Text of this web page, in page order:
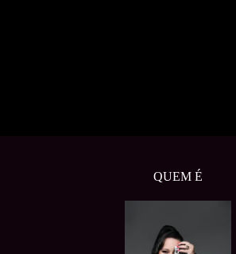
QUEM É